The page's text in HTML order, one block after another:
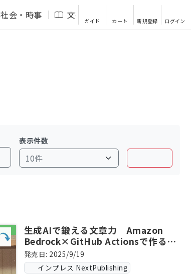
社会・時事 文芸・エッセイ
ガイド カート 新規登録 ログイン
表示件数
生成AIで鍛える文章力 Amazon
Bedrock×GitHub Actionsで作る次
世代校正ワークフロー
発売日: 2025/9/19
インプレス NextPublishing